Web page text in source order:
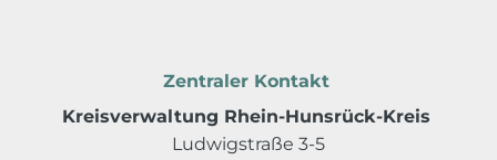
Zentraler Kontakt
Kreisverwaltung Rhein-Hunsrück-Kreis
Ludwigstraße 3-5